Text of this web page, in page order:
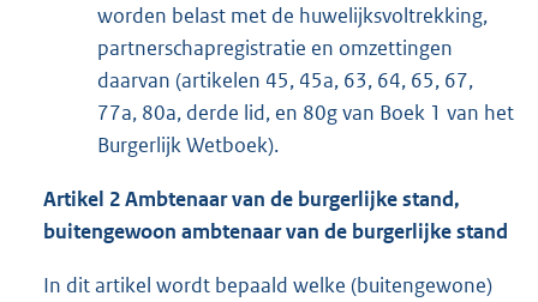
worden belast met de huwelijksvoltrekking,
partnerschapregistratie en omzettingen
daarvan (artikelen 45, 45a, 63, 64, 65, 67,
77a, 80a, derde lid, en 80g van Boek 1 van het
Burgerlijk Wetboek).
Artikel 2 Ambtenaar van de burgerlijke stand,
buitengewoon ambtenaar van de burgerlijke stand
In dit artikel wordt bepaald welke (buitengewone)